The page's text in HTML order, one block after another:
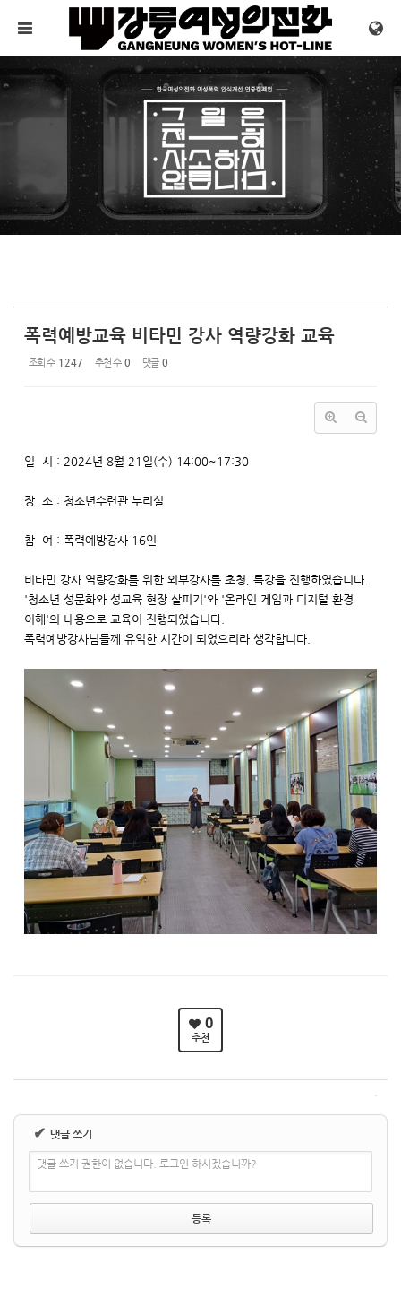
메뉴 건너뛰기
폭력예방교육 비타민 강사 역량강화 교육
조회 수 1247 추천 수 0 댓글 0
일 시 : 2024년 8월 21일(수) 14:00~17:30
장 소 : 청소년수련관 누리실
참 여 : 폭력예방강사 16인
​비타민 강사 역량강화를 위한 외부강사를 초청, 특강을 진행하였습니다.
'청소년 성문화와 성교육 현장 살피기'와 '온라인 게임과 디지털 환경
이해'의 내용으로 교육이 진행되었습니다.
폭력예방강사님들께 유익한 시간이 되었으리라 생각합니다.
0
추천
✔ 댓글 쓰기
댓글 쓰기 권한이 없습니다. 로그인 하시겠습니까?